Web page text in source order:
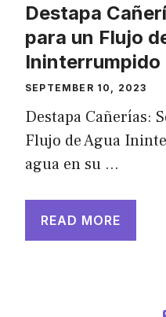
Destapa
para un Flujo
Ininterrumpido
SEPTEMBER 10, 2023
Destapa Cañerías:
Flujo de Agua
agua en su …
READ MORE